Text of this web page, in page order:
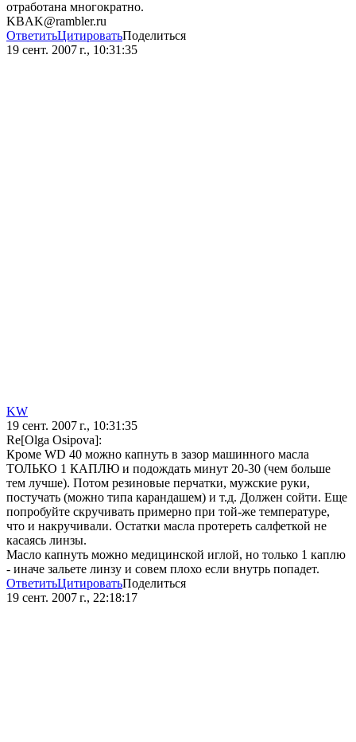
отработана многократно.
KBAK@rambler.ru
ОтветитьЦитироватьПоделиться
19 сент. 2007 г., 10:31:35
KW
19 сент. 2007 г., 10:31:35
Re[Olga Osipova]:
Кроме WD 40 можно капнуть в зазор машинного масла
ТОЛЬКО 1 КАПЛЮ и подождать минут 20-30 (чем больше
тем лучше). Потом резиновые перчатки, мужские руки,
постучать (можно типа карандашем) и т.д. Должен сойти. Еще
попробуйте скручивать примерно при той-же температуре,
что и накручивали. Остатки масла протереть салфеткой не
касаясь линзы.
Масло капнуть можно медицинской иглой, но только 1 каплю
- иначе зальете линзу и совем плохо если внутрь попадет.
ОтветитьЦитироватьПоделиться
19 сент. 2007 г., 22:18:17